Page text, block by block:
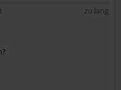
zu lang